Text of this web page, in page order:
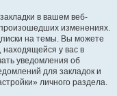
в вашем веб-
изменениях.
на темы. Вы можете
находящейся у вас в
уведомления об
для закладок и
личного раздела.